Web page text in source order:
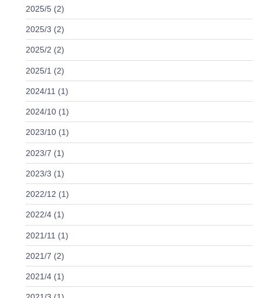
2025/5 (2)
2025/3 (2)
2025/2 (2)
2025/1 (2)
2024/11 (1)
2024/10 (1)
2023/10 (1)
2023/7 (1)
2023/3 (1)
2022/12 (1)
2022/4 (1)
2021/11 (1)
2021/7 (2)
2021/4 (1)